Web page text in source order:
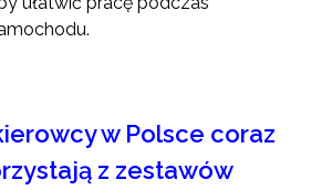
w Polsce coraz
z zestawów